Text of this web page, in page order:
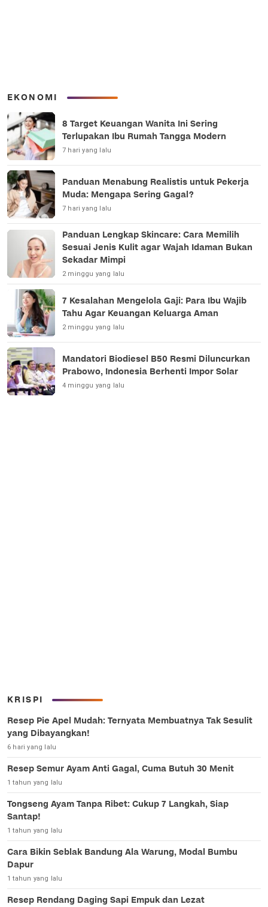
EKONOMI
8 Target Keuangan Wanita Ini Sering
Terlupakan Ibu Rumah Tangga Modern
7 hari yang lalu
Panduan Menabung Realistis untuk Pekerja
Muda: Mengapa Sering Gagal?
7 hari yang lalu
Panduan Lengkap Skincare: Cara Memilih
Sesuai Jenis Kulit agar Wajah Idaman Bukan
Sekadar Mimpi
2 minggu yang lalu
7 Kesalahan Mengelola Gaji: Para Ibu Wajib
Tahu Agar Keuangan Keluarga Aman
2 minggu yang lalu
Mandatori Biodiesel B50 Resmi Diluncurkan
Prabowo, Indonesia Berhenti Impor Solar
4 minggu yang lalu
KRISPI
Resep Pie Apel Mudah: Ternyata Membuatnya Tak Sesulit
yang Dibayangkan!
6 hari yang lalu
Resep Semur Ayam Anti Gagal, Cuma Butuh 30 Menit
1 tahun yang lalu
Tongseng Ayam Tanpa Ribet: Cukup 7 Langkah, Siap
Santap!
1 tahun yang lalu
Cara Bikin Seblak Bandung Ala Warung, Modal Bumbu
Dapur
1 tahun yang lalu
Resep Rendang Daging Sapi Empuk dan Lezat